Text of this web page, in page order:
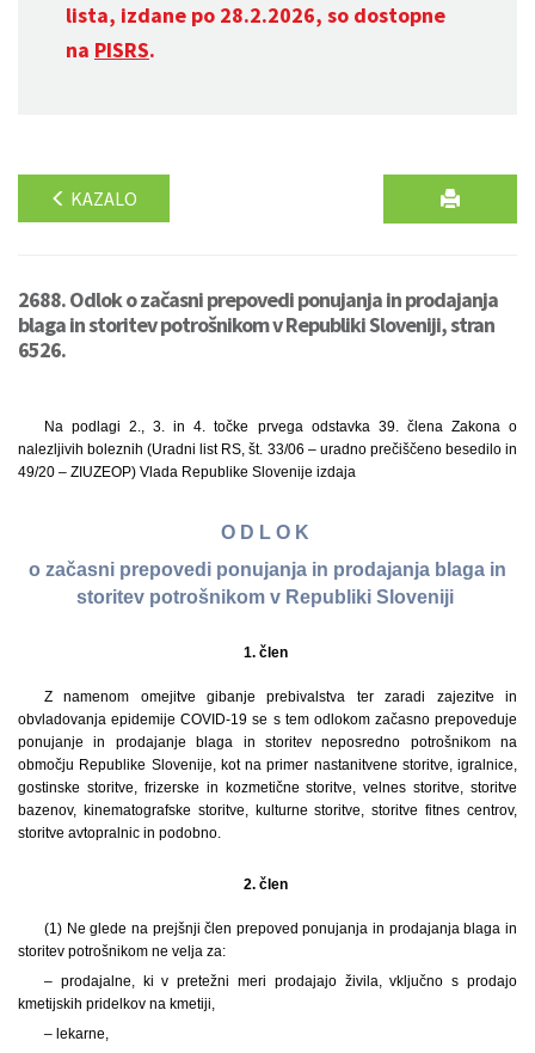
lista, izdane po 28.2.2026, so dostopne
na PISRS.
KAZALO
2688. Odlok o začasni prepovedi ponujanja in prodajanja
blaga in storitev potrošnikom v Republiki Sloveniji, stran
6526.
Na podlagi 2., 3. in 4. točke prvega odstavka 39. člena Zakona o
nalezljivih boleznih (Uradni list RS, št. 33/06 – uradno prečiščeno besedilo in
49/20 – ZIUZEOP) Vlada Republike Slovenije izdaja
O D L O K
o začasni prepovedi ponujanja in prodajanja blaga in
storitev potrošnikom v Republiki Sloveniji
1. člen
Z namenom omejitve gibanje prebivalstva ter zaradi zajezitve in
obvladovanja epidemije COVID-19 se s tem odlokom začasno prepoveduje
ponujanje in prodajanje blaga in storitev neposredno potrošnikom na
območju Republike Slovenije, kot na primer nastanitvene storitve, igralnice,
gostinske storitve, frizerske in kozmetične storitve, velnes storitve, storitve
bazenov, kinematografske storitve, kulturne storitve, storitve fitnes centrov,
storitve avtopralnic in podobno.
2. člen
(1) Ne glede na prejšnji člen prepoved ponujanja in prodajanja blaga in
storitev potrošnikom ne velja za:
– prodajalne, ki v pretežni meri prodajajo živila, vključno s prodajo
kmetijskih pridelkov na kmetiji,
– lekarne,